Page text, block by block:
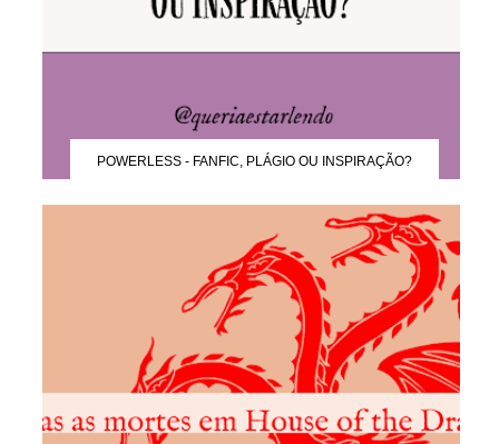
POWERLESS - FANFIC, PLÁGIO OU INSPIRAÇÃO?